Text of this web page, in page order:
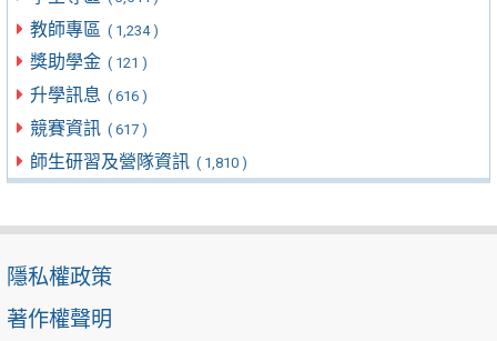
教師專區 ( 1,234 )
獎助學金 ( 121 )
升學訊息 ( 616 )
競賽資訊 ( 617 )
師生研習及營隊資訊 ( 1,810 )
隱私權政策
著作權聲明